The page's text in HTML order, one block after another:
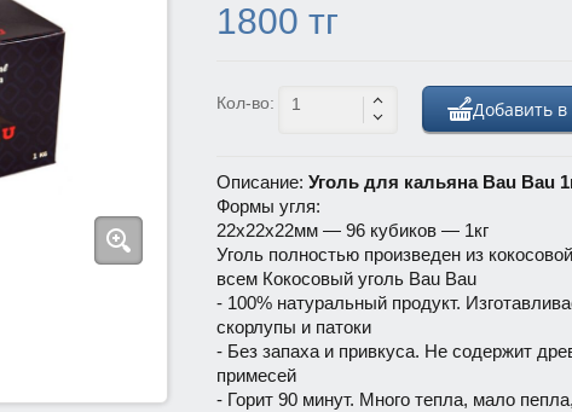
1800 тг
Кол-во: Добавить в
Описание: Уголь для кальяна Bau Bau
Формы угля:
22х22х22мм — 96 кубиков — 1кг
Уголь полностью произведен из
всем Кокосовый уголь Bau Bau
- 100% натуральный продукт.
скорлупы и патоки
- Без запаха и привкуса. Не содержит
примесей
- Горит 90 минут. Много тепла, мало